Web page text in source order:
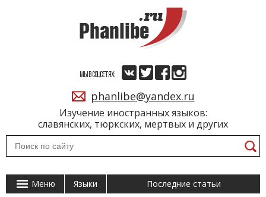
Изучение иностранных языков:
славянских, тюркских, мертвых и других
МЫ В СОЦСЕТЯХ:
phanlibe@yandex.ru
Меню Языки Последние статьи